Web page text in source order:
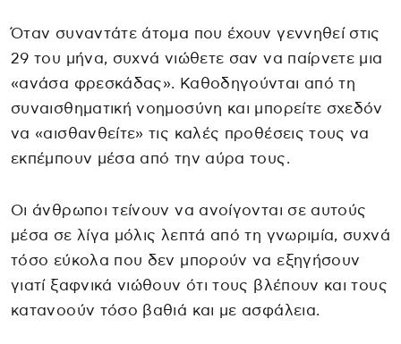
Όταν συναντάτε άτομα που έχουν γεννηθεί στις
29 του μήνα, συχνά νιώθετε σαν να παίρνετε μια
«ανάσα φρεσκάδας». Καθοδηγούνται από τη
συναισθηματική νοημοσύνη και μπορείτε σχεδόν
να «αισθανθείτε» τις καλές προθέσεις τους να
εκπέμπουν μέσα από την αύρα τους.
Οι άνθρωποι τείνουν να ανοίγονται σε αυτούς
μέσα σε λίγα μόλις λεπτά από τη γνωριμία, συχνά
τόσο εύκολα που δεν μπορούν να εξηγήσουν
γιατί ξαφνικά νιώθουν ότι τους βλέπουν και τους
κατανοούν τόσο βαθιά και με ασφάλεια.